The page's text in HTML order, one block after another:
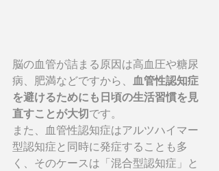
脳の血管が詰まる原因は高血圧や糖尿
病、肥満などですから、 血管性認知症
を避けるためにも日頃の生活習慣を見
直すことが大切です。
また、血管性認知症はアルツハイマー
型認知症と同時に発症することも多
く、そのケースは「混合型認知症」と